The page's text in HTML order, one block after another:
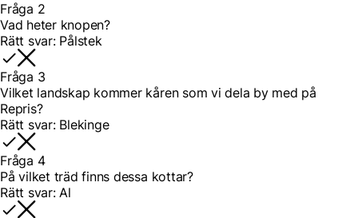
Fråga 2
Vad heter knopen?
Rätt svar: Pålstek
Fråga 3
Vilket landskap kommer kåren som vi dela by med på
Repris?
Rätt svar: Blekinge
Fråga 4
På vilket träd finns dessa kottar?
Rätt svar:Al